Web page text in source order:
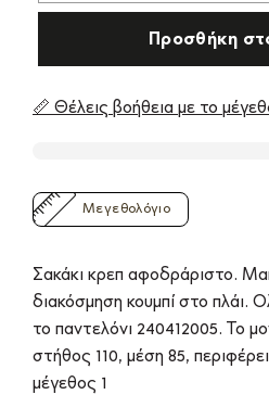
Προσθήκη
📏 Θέλεις βοήθεια με το
Μεγεθολόγιο
Σακάκι κρεπ αφοδράριστο.
διακόσμηση κουμπί στο πλάι.
το παντελόνι 240412005. Το
στήθος 110, μέση 85,
μέγεθος 1